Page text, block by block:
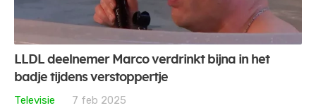
LLDL deelnemer Marco verdrinkt bijna in het
badje tijdens verstoppertje
Televisie
7 feb 2025